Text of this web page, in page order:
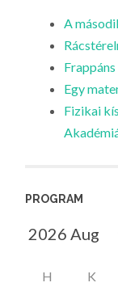
A
Egy
Fizikai
PROGRAM
H K